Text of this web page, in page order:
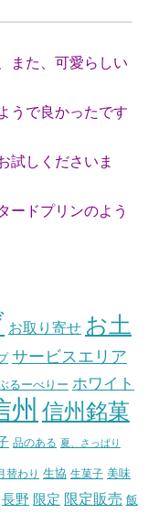
また、可愛らしい
で良かったです
しくださいま
ドプリンのよう
お取り寄せ お土
サービスエリア
ーべりー ホワイト
州 信州銘菓
品のある 夏、さっぱり
替わり 生協 生菓子 美味
長野 限定 限定販売 飯